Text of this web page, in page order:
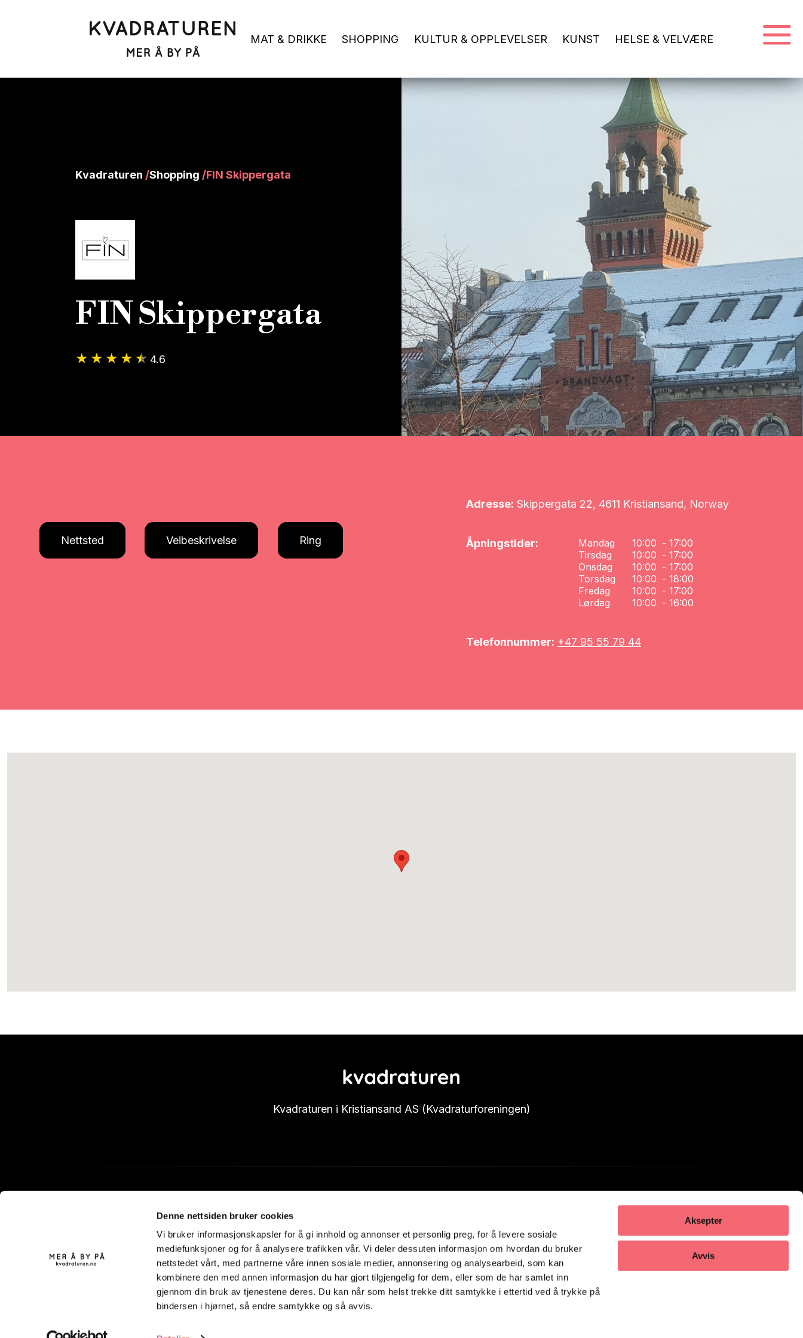
Denne nettsiden bruker cookies
Vi bruker informasjonskapsler for å gi innhold og annonser et personlig preg, for å levere sosiale
mediefunksjoner og for å analysere trafikken vår. Vi deler dessuten informasjon om hvordan du bruker
nettstedet vårt, med partnerne våre innen sosiale medier, annonsering og analysearbeid, som kan
kombinere den med annen informasjon du har gjort tilgjengelig for dem, eller som de har samlet inn
gjennom din bruk av tjenestene deres. Du kan når som helst trekke ditt samtykke i ettertid ved å trykke på
bindersen i hjørnet, så endre samtykke og så avvis.
Aksepter
Avvis
MAT & DRIKKE SHOPPING KULTUR & OPPLEVELSER KUNST HELSE & VELVÆRE
Kvadraturen /Shopping /FIN Skippergata
FIN Skippergata
4.6
Nettsted Veibeskrivelse Ring
Adresse: Skippergata 22, 4611 Kristiansand, Norway
Åpningstider: Mandag 10:00 - 17:00
Tirsdag
10:00 - 17:00
Onsdag
10:00 - 17:00
Torsdag
10:00 - 18:00
Fredag
10:00 - 17:00
Lørdag
10:00 - 16:00
Telefonnummer: +47 95 55 79 44
Kvadraturen i Kristiansand AS (Kvadraturforeningen)